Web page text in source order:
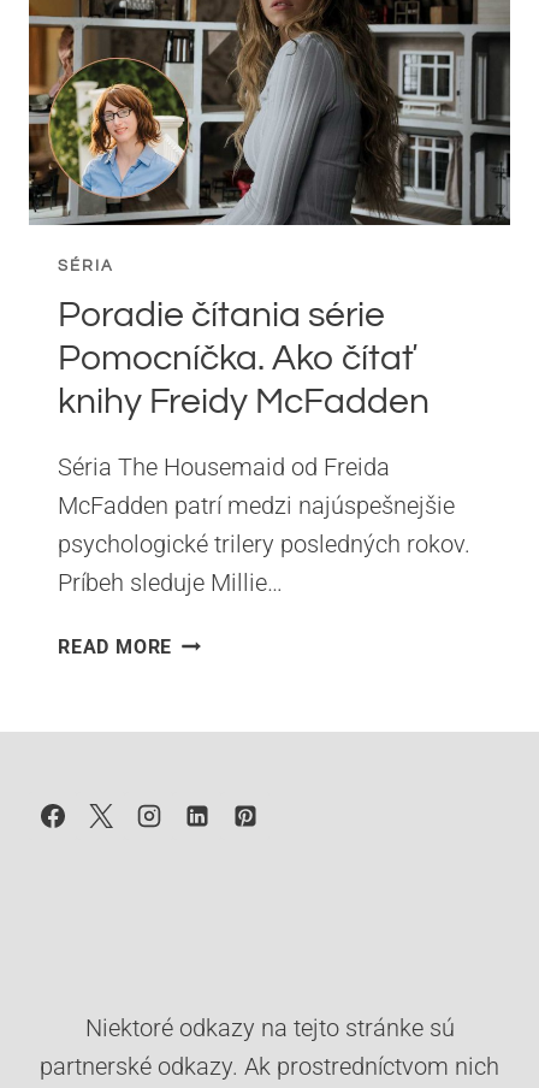
DYSTOPIE
OD
HUGHA
HOWEYHO
SÉRIA
Poradie čítania série
Pomocníčka. Ako čítať
knihy Freidy McFadden
Séria The Housemaid od Freida
McFadden patrí medzi najúspešnejšie
psychologické trilery posledných rokov.
Príbeh sleduje Millie…
READ MORE PORADIE
POMOCNÍČKA.
KNIHY
Niektoré odkazy na tejto stránke sú
partnerské odkazy. Ak prostredníctvom nich